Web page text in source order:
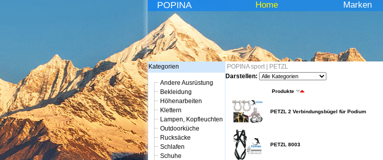
POPINA Home Marken
Kategorien
Andere Ausrüstung
Bekleidung
Höhenarbeiten
Klettern
Lampen, Kopfleuchten
Outdoorküche
Rucksäcke
Schlafen
Schuhe
POPINA sport|
PETZL
Darstellen:
Produkte
PETZL 2 Verbindungsbügel für Podium
PETZL 8003